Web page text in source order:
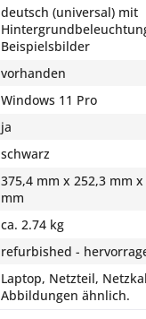
deutsch (universal) mit
Beispielsbilder
vorhanden
Windows 11 Pro
ja
schwarz
375,4 mm x 252,3 mm x
mm
ca. 2.74 kg
refurbished -
Laptop, Netzteil,
Abbildungen ähnlich.